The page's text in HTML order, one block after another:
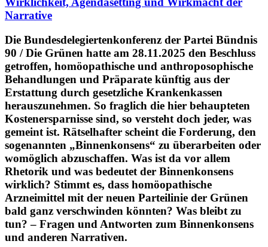
Narrative
Die Bundesdelegiertenkonferenz der Partei Bündnis
90 / Die Grünen hatte am 28.11.2025 den Beschluss
getroffen, homöopathische und anthroposophische
Behandlungen und Präparate künftig aus der
Erstattung durch gesetzliche Krankenkassen
herauszunehmen. So fraglich die hier behaupteten
Kostenersparnisse sind, so versteht doch jeder, was
gemeint ist. Rätselhafter scheint die Forderung, den
sogenannten „Binnenkonsens“ zu überarbeiten oder
womöglich abzuschaffen. Was ist da vor allem
Rhetorik und was bedeutet der Binnenkonsens
wirklich? Stimmt es, dass homöopathische
Arzneimittel mit der neuen Parteilinie der Grünen
bald ganz verschwinden könnten? Was bleibt zu
tun? – Fragen und Antworten zum Binnenkonsens
und anderen Narrativen.